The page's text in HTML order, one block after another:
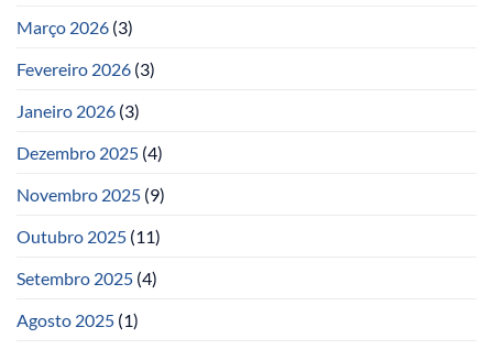
Março 2026 (3)
Fevereiro 2026 (3)
Janeiro 2026 (3)
Dezembro 2025 (4)
Novembro 2025 (9)
Outubro 2025 (11)
Setembro 2025 (4)
Agosto 2025 (1)